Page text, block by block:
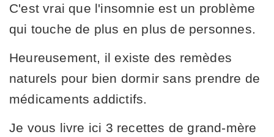
C'est vrai que l'insomnie est un problème
qui touche de plus en plus de personnes.
Heureusement, il existe des remèdes
naturels pour bien dormir sans prendre de
médicaments addictifs.
Je vous livre ici 3 recettes de grand-mère